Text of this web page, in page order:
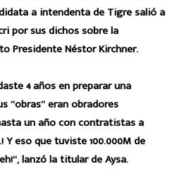
a intendenta de Tigre salió a
por sus dichos sobre la
Presidente Néstor Kirchner.
4 años en preparar una
“obras” eran obradores
un año con contratistas a
eso que tuviste 100.000M de
lanzó la titular de Aysa.